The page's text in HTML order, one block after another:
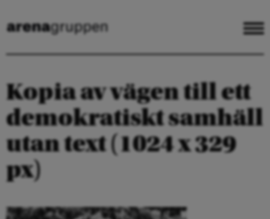
Kopia av vägen till ett
demokratiskt samhäll
utan text (1024 x 329
px)